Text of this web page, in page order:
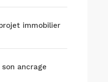
immobilier
ancrage